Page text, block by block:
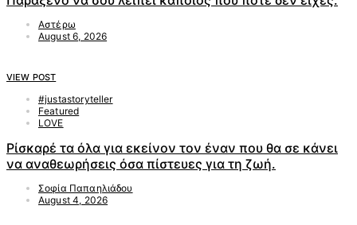
Αστέρω
August 6, 2026
VIEW POST
#justastoryteller
Featured
LOVE
Ρίσκαρέ τα όλα για εκείνον τον έναν που θα σε κάνει
να αναθεωρήσεις όσα πίστευες για τη ζωή.
Σοφία Παπαηλιάδου
August 4, 2026